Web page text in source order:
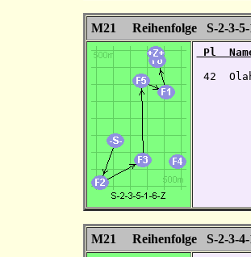
M21 Reihenfolge S-2-3-5-
Pl
42
M21 Reihenfolge S-2-3-4-